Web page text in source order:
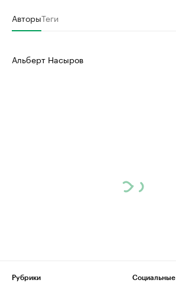
АвторыТеги
Альберт Насыров
Рубрики
Социальные